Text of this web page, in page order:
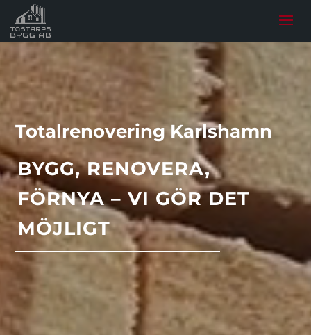
Totalrenovering Karlshamn
BYGG, RENOVERA,
FÖRNYA – VI GÖR DET
MÖJLIGT